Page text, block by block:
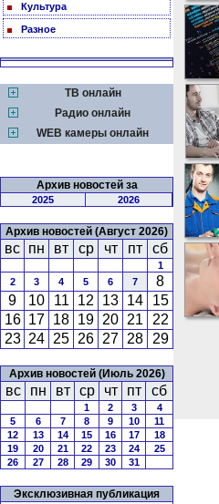
Культура
Разное
ТВ онлайн
Радио онлайн
WEB камеры онлайн
Архив новостей за
2025 2026
Архив новостей (Август 2026)
вс пн вт ср чт пт сб
1
2
3 4 5 6 7
8
9
10 11 12 13 14
15
16 17 18 19 20 21
22
23 24 25 26 27 28 29
Архив новостей (Июль 2026)
вс пн вт ср чт пт сб
1 2 3
4
5
6 7 8 9 10
11
12
13 14 15 16 17
18
19
20 21 22 23 24
25
26
27 28 29 30 31
Эксклюзивная публикация